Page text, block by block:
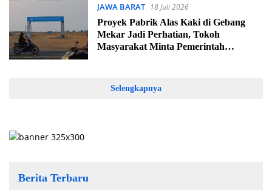
JAWA BARAT
18 Juli 2026
Proyek Pabrik Alas Kaki di Gebang
Mekar Jadi Perhatian, Tokoh
Masyarakat Minta Pemerintah
Selengkapnya
Berita Terbaru